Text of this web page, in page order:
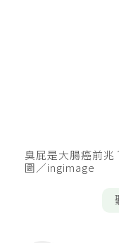
臭屁是大腸癌前兆
圖／ingimage